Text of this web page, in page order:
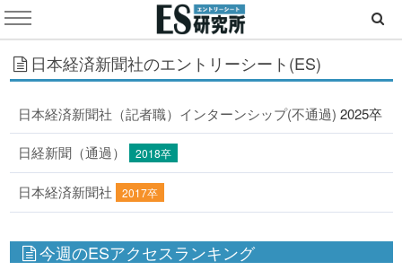
日本経済新聞社のエントリーシート(ES)
日本経済新聞社（記者職）インターンシップ(不通過) 2025卒
日経新聞（通過） 2018卒
日本経済新聞社 2017卒
今週のESアクセスランキング